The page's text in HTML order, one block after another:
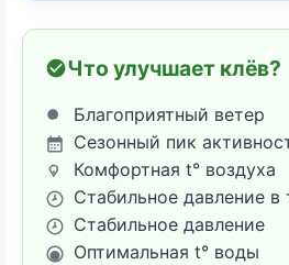
Что улучшает клёв?
Благоприятный ветер
Сезонный пик
Комфортная t° воздуха
Стабильное давление в
Стабильное давление
Оптимальная t° воды